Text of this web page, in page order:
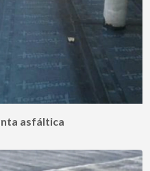
asfáltica